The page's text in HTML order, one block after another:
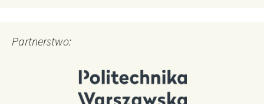
Partnerstwo: